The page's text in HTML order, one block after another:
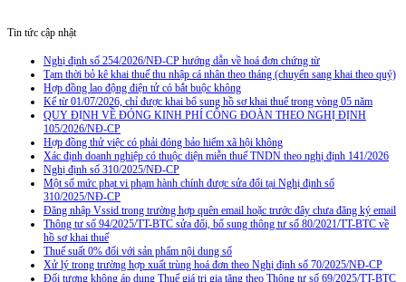
Tin tức cập nhật
Nghị định số 254/2026/NĐ-CP hướng dẫn về hoá đơn chứng từ
Tạm thời bỏ kê khai thuế thu nhập cá nhân theo tháng (chuyển sang khai theo quý)
Hợp đồng lao động điện tử có bắt buộc không
Kể từ 01/07/2026, chỉ được khai bổ sung hồ sơ khai thuế trong vòng 05 năm
QUY ĐỊNH VỀ ĐÓNG KINH PHÍ CÔNG ĐOÀN THEO NGHỊ ĐỊNH
105/2026/NĐ-CP
Hợp đồng thử việc có phải đóng bảo hiểm xã hội không
Xác định doanh nghiệp có thuộc diện miễn thuế TNDN theo nghị định 141/2026
Nghị định số 310/2025/NĐ-CP
Một số mức phạt vi phạm hành chính được sửa đổi tại Nghị định số
310/2025/NĐ-CP
Đăng nhập Vssid trong trường hợp quên email hoặc trước đây chưa đăng ký email
Thông tư số 94/2025/TT-BTC sửa đổi, bổ sung thông tư số 80/2021/TT-BTC về
hồ sơ khai thuế
Thuế suất 0% đối với sản phẩm nội dung số
Xử lý trong trường hợp xuất trùng hoá đơn theo Nghị định số 70/2025/NĐ-CP
Đối tượng không áp dụng Thuế giá trị gia tăng theo Thông tư số 69/2025/TT-BTC